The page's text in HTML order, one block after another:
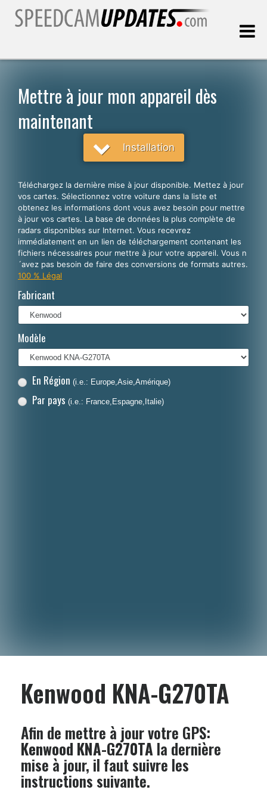
CHOISISSEZ VOTRE LANGUE
English
Español
Português
Deutsch
Italiano
Polski
Nederlands
Dansk
Mettre à jour mon appareil dès
maintenant
Installation
Téléchargez la dernière mise à jour disponible. Mettez à jour
vos cartes. Sélectionnez votre voiture dans la liste et
obtenez les informations dont vous avez besoin pour mettre
à jour vos cartes. La base de données la plus complète de
radars disponibles sur Internet. Vous recevrez
immédiatement en un lien de téléchargement contenant les
fichiers nécessaires pour mettre à jour votre appareil. Vous n
´avez pas besoin de faire des conversions de formats autres.
100 % Légal
Fabricant
Modèle
En Région (i.e.: Europe,Asie,Amérique)
Par pays (i.e.: France,Espagne,Italie)
Kenwood KNA-G270TA
Afin de mettre à jour votre GPS:
Kenwood KNA-G270TA la dernière
mise à jour, il faut suivre les
instructions suivante.